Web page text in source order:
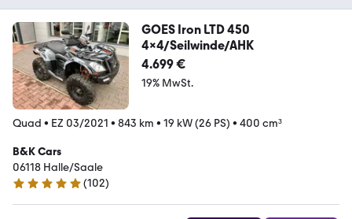
GOES Iron LTD 450
4x4/Seilwinde/AHK
4.699 €
19% MwSt.
Quad • EZ 03/2021 • 843 km • 19 kW (26 PS) • 400 cm³
B&K Cars
06118 Halle/Saale
4.9 Sterne
(102)